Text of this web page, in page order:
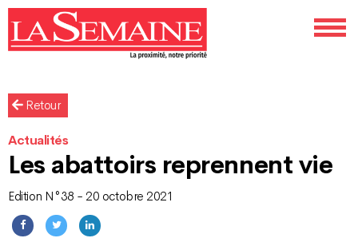
Retour
Actualités
Les abattoirs reprennent vie
Edition N°38 - 20 octobre 2021